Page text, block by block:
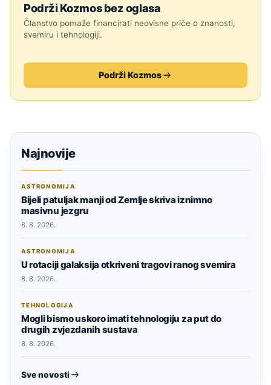
Podrži Kozmos bez oglasa
Članstvo pomaže financirati neovisne priče o znanosti,
svemiru i tehnologiji.
Podrži Kozmos
Najnovije
ASTRONOMIJA
Bijeli patuljak manji od Zemlje skriva iznimno
masivnu jezgru
8. 8. 2026.
ASTRONOMIJA
U rotaciji galaksija otkriveni tragovi ranog svemira
8. 8. 2026.
TEHNOLOGIJA
Mogli bismo uskoro imati tehnologiju za put do
drugih zvjezdanih sustava
8. 8. 2026.
Sve novosti